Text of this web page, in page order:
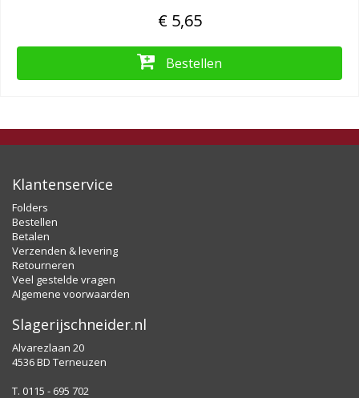
€ 5,65
Bestellen
Klantenservice
Folders
Bestellen
Betalen
Verzenden & levering
Retourneren
Veel gestelde vragen
Algemene voorwaarden
Slagerijschneider.nl
Alvarezlaan 20
4536 BD Terneuzen
T. 0115 - 695 702